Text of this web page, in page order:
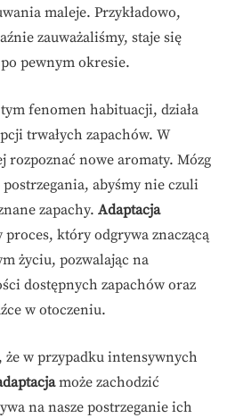
maleje. Przykładowo,
zauważaliśmy, staje się
pewnym okresie.
fenomen habituacji, działa
trwałych zapachów. W
rozpoznać nowe aromaty. Mózg
abyśmy nie czuli
zapachy. Adaptacja
który odgrywa znaczącą
życiu, pozwalając na
dostępnych zapachów oraz
w otoczeniu.
że w przypadku intensywnych
może zachodzić
na nasze postrzeganie ich